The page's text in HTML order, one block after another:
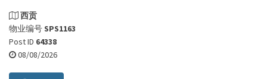
西贡
物业编号SPS1163
Post ID 64338
08/08/2026